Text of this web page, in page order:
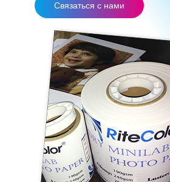
Связаться с нами